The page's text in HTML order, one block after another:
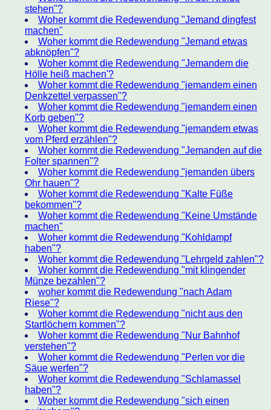
stehen"?
Woher kommt die Redewendung "Jemand dingfest
machen"
Woher kommt die Redewendung "Jemand etwas
abknöpfen"?
Woher kommt die Redewendung "Jemandem die
Hölle heiß machen'?
Woher kommt die Redewendung "jemandem einen
Denkzettel verpassen"?
Woher kommt die Redewendung "jemandem einen
Korb geben"?
Woher kommt die Redewendung "jemandem etwas
vom Pferd erzählen"?
Woher kommt die Redewendung "Jemanden auf die
Folter spannen"?
Woher kommt die Redewendung "jemanden übers
Ohr hauen"?
Woher kommt die Redewendung "Kalte Füße
bekommen"?
Woher kommt die Redewendung "Keine Umstände
machen"
Woher kommt die Redewendung "Kohldampf
haben"?
Woher kommt die Redewendung "Lehrgeld zahlen"?
Woher kommt die Redewendung "mit klingender
Münze bezahlen"?
woher kommt die Redewendung "nach Adam
Riese"?
Woher kommt die Redewendung "nicht aus den
Startlöchern kommen"?
Woher kommt die Redewendung "Nur Bahnhof
verstehen"?
Woher kommt die Redewendung "Perlen vor die
Säue werfen"?
Woher kommt die Redewendung "Schlamassel
haben"?
Woher kommt die Redewendung "sich einen